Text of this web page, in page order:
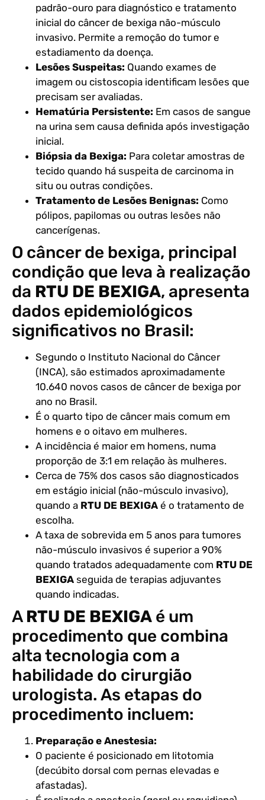
padrão-ouro para diagnóstico e tratamento
inicial do câncer de bexiga não-músculo
invasivo. Permite a remoção do tumor e
estadiamento da doença.
Lesões Suspeitas: Quando exames de
imagem ou cistoscopia identificam lesões que
precisam ser avaliadas.
Hematúria Persistente: Em casos de sangue
na urina sem causa definida após investigação
inicial.
Biópsia da Bexiga: Para coletar amostras de
tecido quando há suspeita de carcinoma in
situ ou outras condições.
Tratamento de Lesões Benignas: Como
pólipos, papilomas ou outras lesões não
cancerígenas.
O câncer de bexiga, principal
condição que leva à realização
da RTU DE BEXIGA, apresenta
dados epidemiológicos
significativos no Brasil:
Segundo o Instituto Nacional do Câncer
(INCA), são estimados aproximadamente
10.640 novos casos de câncer de bexiga por
ano no Brasil.
É o quarto tipo de câncer mais comum em
homens e o oitavo em mulheres.
A incidência é maior em homens, numa
proporção de 3:1 em relação às mulheres.
Cerca de 75% dos casos são diagnosticados
em estágio inicial (não-músculo invasivo),
quando a RTU DE BEXIGA é o tratamento de
escolha.
A taxa de sobrevida em 5 anos para tumores
não-músculo invasivos é superior a 90%
quando tratados adequadamente com RTU DE
BEXIGA seguida de terapias adjuvantes
quando indicadas.
A RTU DE BEXIGA é um
procedimento que combina
alta tecnologia com a
habilidade do cirurgião
urologista. As etapas do
procedimento incluem:
Preparação e Anestesia:
O paciente é posicionado em litotomia
(decúbito dorsal com pernas elevadas e
afastadas).